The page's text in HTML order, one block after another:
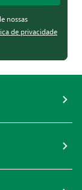
nossas
de privacidade